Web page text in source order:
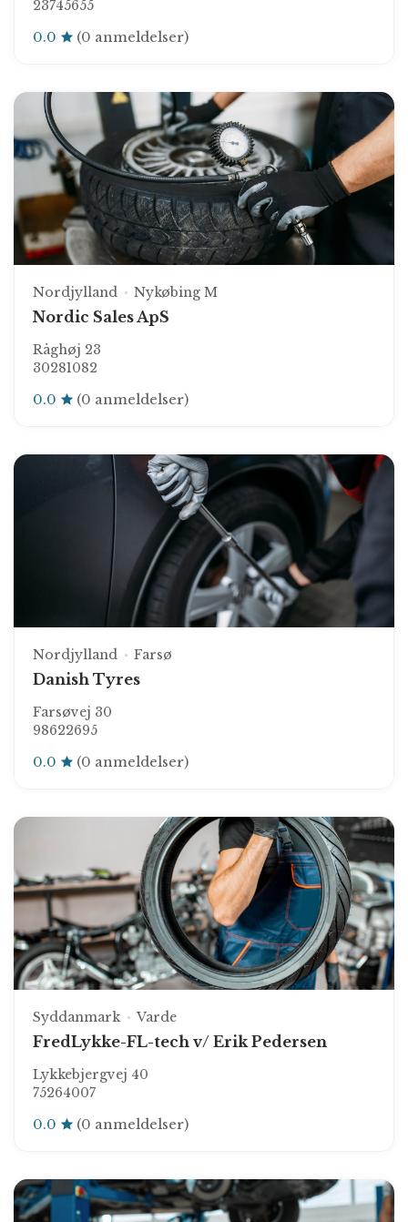
23745655
0.0 (0 anmeldelser)
Nordjylland Nykøbing M
Nordic Sales ApS
Råghøj 23
30281082
0.0 (0 anmeldelser)
Nordjylland Farsø
Danish Tyres
Farsøvej 30
98622695
0.0 (0 anmeldelser)
Syddanmark Varde
FredLykke-FL-tech v/ Erik Pedersen
Lykkebjergvej 40
75264007
0.0 (0 anmeldelser)